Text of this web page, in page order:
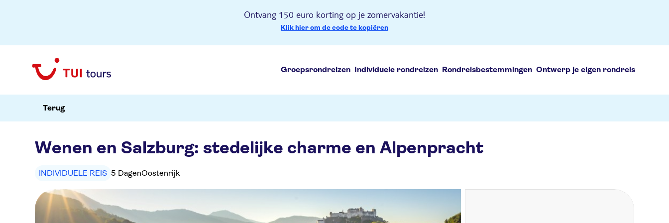
Ontvang 150 euro korting op je zomervakantie!
Klik hier om de code te kopiëren
Groepsrondreizen Individuele rondreizen Rondreisbestemmingen Ontwerp je eigen rondreis
Terug
Wenen en Salzburg: stedelijke charme en Alpenpracht
INDIVIDUELE REIS 5 DagenOostenrijk